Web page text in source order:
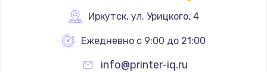
Иркутск, ул. Урицкого, 4
Ежедневно с 9:00 до 21:00
info@printer-iq.ru